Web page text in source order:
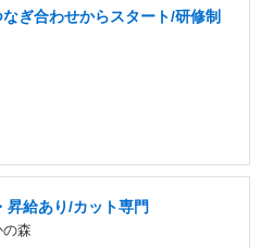
ぎ合わせからスタート/研修制
昇給あり/カット専門
森